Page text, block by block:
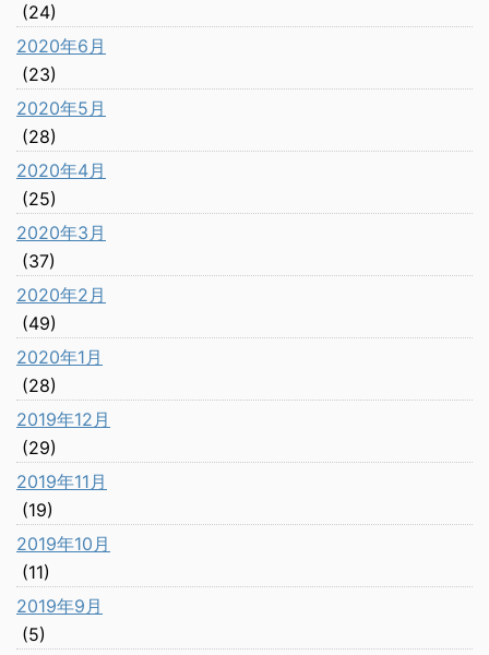
(24)
2020年6月
(23)
2020年5月
(28)
2020年4月
(25)
2020年3月
(37)
2020年2月
(49)
2020年1月
(28)
2019年12月
(29)
2019年11月
(19)
2019年10月
(11)
2019年9月
(5)